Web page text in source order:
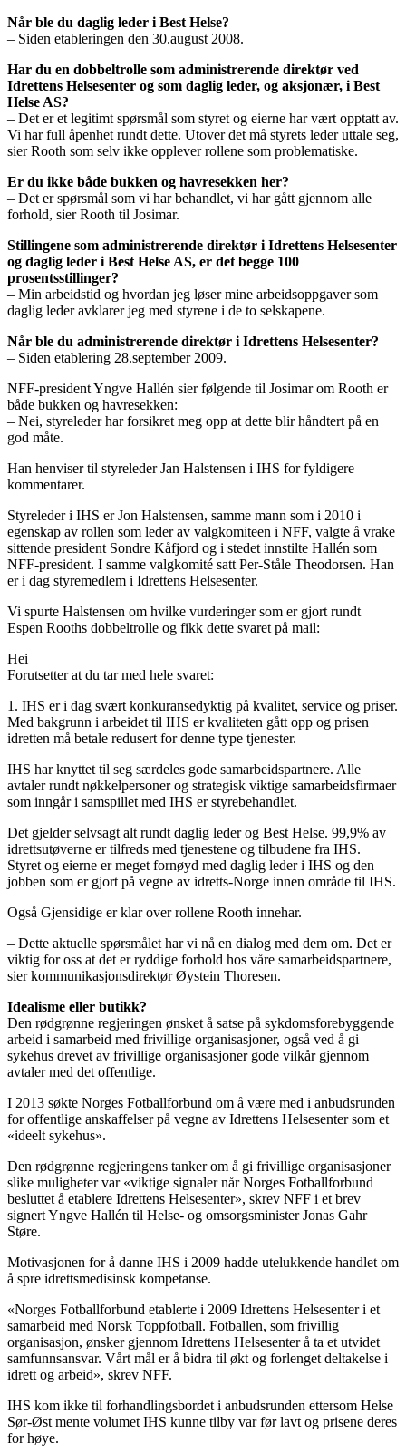
Når ble du daglig leder i Best Helse?
– Siden etableringen den 30.august 2008.
Har du en dobbeltrolle som administrerende direktør ved
Idrettens Helsesenter og som daglig leder, og aksjonær, i Best
Helse AS?
– Det er et legitimt spørsmål som styret og eierne har vært opptatt av.
Vi har full åpenhet rundt dette. Utover det må styrets leder uttale seg,
sier Rooth som selv ikke opplever rollene som problematiske.
Er du ikke både bukken og havresekken her?
– Det er spørsmål som vi har behandlet, vi har gått gjennom alle
forhold, sier Rooth til Josimar.
Stillingene som administrerende direktør i Idrettens Helsesenter
og daglig leder i Best Helse AS, er det begge 100
prosentsstillinger?
– Min arbeidstid og hvordan jeg løser mine arbeidsoppgaver som
daglig leder avklarer jeg med styrene i de to selskapene.
Når ble du administrerende direktør i Idrettens Helsesenter?
– Siden etablering 28.september 2009.
NFF-president Yngve Hallén sier følgende til Josimar om Rooth er
både bukken og havresekken:
– Nei, styreleder har forsikret meg opp at dette blir håndtert på en
god måte.
Han henviser til styreleder Jan Halstensen i IHS for fyldigere
kommentarer.
Styreleder i IHS er Jon Halstensen, samme mann som i 2010 i
egenskap av rollen som leder av valgkomiteen i NFF, valgte å vrake
sittende president Sondre Kåfjord og i stedet innstilte Hallén som
NFF-president. I samme valgkomité satt Per-Ståle Theodorsen. Han
er i dag styremedlem i Idrettens Helsesenter.
Vi spurte Halstensen om hvilke vurderinger som er gjort rundt
Espen Rooths dobbeltrolle og fikk dette svaret på mail:
Hei
Forutsetter at du tar med hele svaret:
1. IHS er i dag svært konkuransedyktig på kvalitet, service og priser.
Med bakgrunn i arbeidet til IHS er kvaliteten gått opp og prisen
idretten må betale redusert for denne type tjenester.
IHS har knyttet til seg særdeles gode samarbeidspartnere. Alle
avtaler rundt nøkkelpersoner og strategisk viktige samarbeidsfirmaer
som inngår i samspillet med IHS er styrebehandlet.
Det gjelder selvsagt alt rundt daglig leder og Best Helse. 99,9% av
idrettsutøverne er tilfreds med tjenestene og tilbudene fra IHS.
Styret og eierne er meget fornøyd med daglig leder i IHS og den
jobben som er gjort på vegne av idretts-Norge innen område til IHS.
Også Gjensidige er klar over rollene Rooth innehar.
– Dette aktuelle spørsmålet har vi nå en dialog med dem om. Det er
viktig for oss at det er ryddige forhold hos våre samarbeidspartnere,
sier kommunikasjonsdirektør Øystein Thoresen.
Idealisme eller butikk?
Den rødgrønne regjeringen ønsket å satse på sykdomsforebyggende
arbeid i samarbeid med frivillige organisasjoner, også ved å gi
sykehus drevet av frivillige organisasjoner gode vilkår gjennom
avtaler med det offentlige.
I 2013 søkte Norges Fotballforbund om å være med i anbudsrunden
for offentlige anskaffelser på vegne av Idrettens Helsesenter som et
«ideelt sykehus».
Den rødgrønne regjeringens tanker om å gi frivillige organisasjoner
slike muligheter var «viktige signaler når Norges Fotballforbund
besluttet å etablere Idrettens Helsesenter», skrev NFF i et brev
signert Yngve Hallén til Helse- og omsorgsminister Jonas Gahr
Støre.
Motivasjonen for å danne IHS i 2009 hadde utelukkende handlet om
å spre idrettsmedisinsk kompetanse.
«Norges Fotballforbund etablerte i 2009 Idrettens Helsesenter i et
samarbeid med Norsk Toppfotball. Fotballen, som frivillig
organisasjon, ønsker gjennom Idrettens Helsesenter å ta et utvidet
samfunnsansvar. Vårt mål er å bidra til økt og forlenget deltakelse i
idrett og arbeid», skrev NFF.
IHS kom ikke til forhandlingsbordet i anbudsrunden ettersom Helse
Sør-Øst mente volumet IHS kunne tilby var før lavt og prisene deres
for høye.